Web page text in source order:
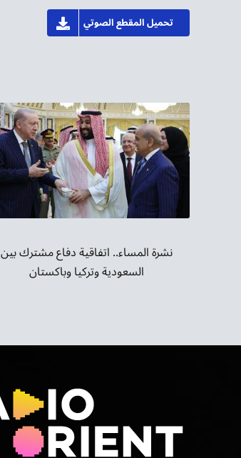
تحميل المقطع الصوتي
نشرة المساء.. اتفاقية دفاع مشترك بين
السعودية وتركيا وباكستان